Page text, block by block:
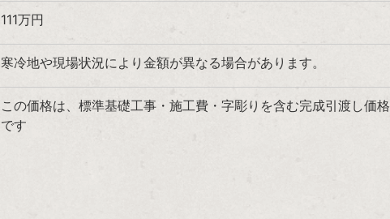
111万円
寒冷地や現場状況により金額が異なる場合があります。
この価格は、標準基礎工事・施工費・字彫りを含む完成引渡し価格
です